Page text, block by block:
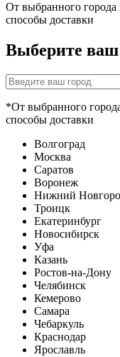
От выбранного города
способы доставки
Выберите ваш
*От выбранного
способы доставки
Волгоград
Москва
Саратов
Воронеж
Нижний
Троицк
Екатеринбург
Новосибирск
Уфа
Казань
Ростов-на-Дону
Челябинск
Кемерово
Самара
Чебаркуль
Краснодар
Ярославль